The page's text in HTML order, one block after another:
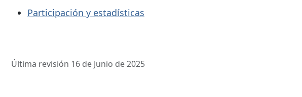
Participación y estadísticas
Última revisión 16 de Junio de 2025